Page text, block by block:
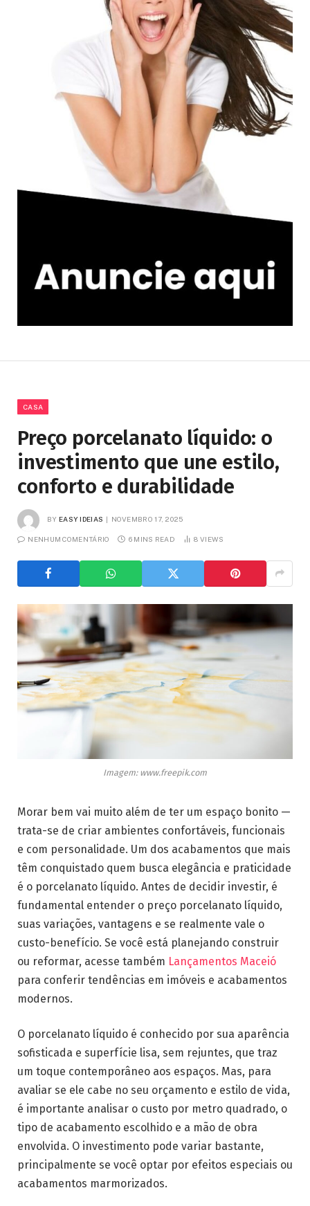
CASA
Preço porcelanato líquido: o
investimento que une estilo,
conforto e durabilidade
BY EASY IDEIAS NOVEMBRO 17, 2025
NENHUM COMENTÁRIO 6 MINS READ 8 VIEWS
Imagem: www.freepik.com
Morar bem vai muito além de ter um espaço bonito —
trata-se de criar ambientes confortáveis, funcionais
e com personalidade. Um dos acabamentos que mais
têm conquistado quem busca elegância e praticidade
é o porcelanato líquido. Antes de decidir investir, é
fundamental entender o preço porcelanato líquido,
suas variações, vantagens e se realmente vale o
custo-benefício. Se você está planejando construir
ou reformar, acesse também Lançamentos Maceió
para conferir tendências em imóveis e acabamentos
modernos.
O porcelanato líquido é conhecido por sua aparência
sofisticada e superfície lisa, sem rejuntes, que traz
um toque contemporâneo aos espaços. Mas, para
avaliar se ele cabe no seu orçamento e estilo de vida,
é importante analisar o custo por metro quadrado, o
tipo de acabamento escolhido e a mão de obra
envolvida. O investimento pode variar bastante,
principalmente se você optar por efeitos especiais ou
acabamentos marmorizados.